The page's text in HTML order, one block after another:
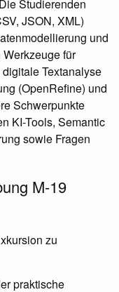
Studierenden
JSON, XML)
und
für
Textanalyse
(OpenRefine) und
Schwerpunkte
KI-Tools, Semantic
sowie Fragen
M-19
zu
praktische